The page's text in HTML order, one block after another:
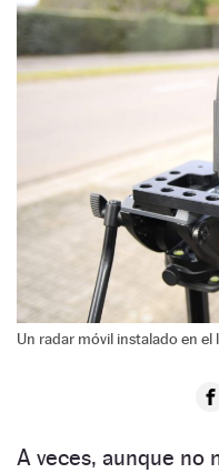
Un radar móvil instalado en el
A veces, aunque no